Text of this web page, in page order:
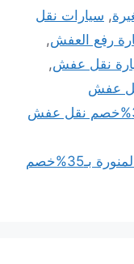
, سيارات نقل
رفع العفش,
نقل عفش,
عفش
شركة نقل عفش خارج جدة بـ35%خصم نقل عفش
نقل عفش من جدة الى المدينة المنورة بـ35%خصم